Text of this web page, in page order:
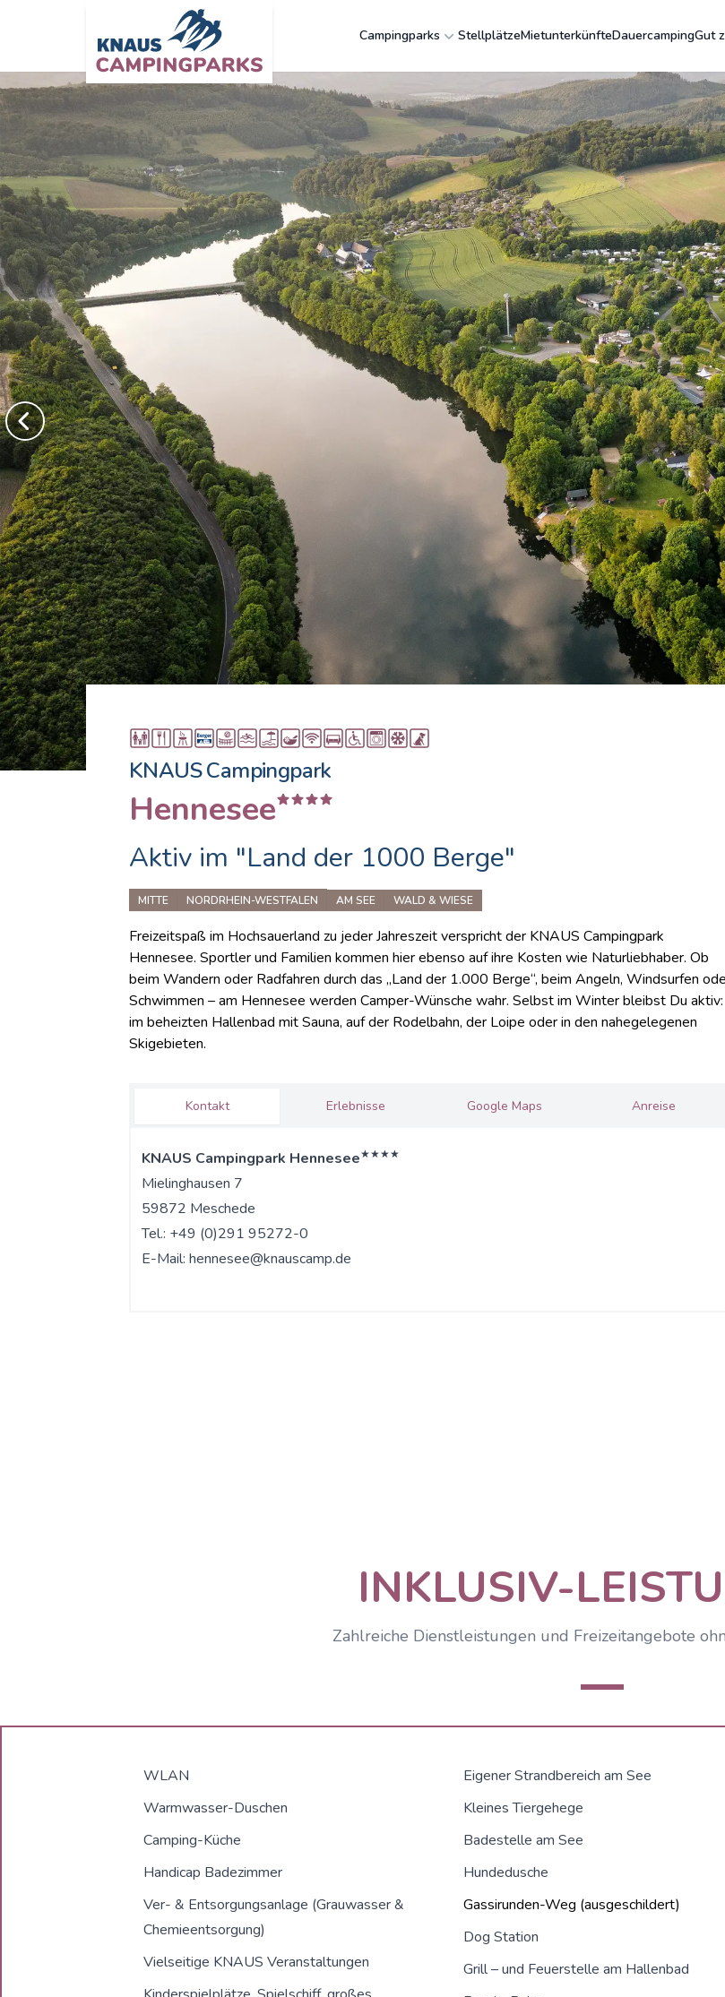
Zum Hauptinhalt springen
Campingparks StellplätzeMietunterkünfteDauercampingGut
KNAUS Campingpark
Hennesee
Aktiv im "Land der 1000 Berge"
MITTE NORDRHEIN-WESTFALEN AM SEE WALD & WIESE
Freizeitspaß im Hochsauerland zu jeder Jahreszeit verspricht der KNAUS Campingpark
Hennesee. Sportler und Familien kommen hier ebenso auf ihre Kosten wie Naturliebhaber. Ob
beim Wandern oder Radfahren durch das „Land der 1.000 Berge“, beim Angeln, Windsurfen
Schwimmen – am Hennesee werden Camper-Wünsche wahr. Selbst im Winter bleibst Du aktiv:
im beheizten Hallenbad mit Sauna, auf der Rodelbahn, der Loipe oder in den nahegelegenen
Skigebieten.
Kontakt Erlebnisse Google Maps Anreise
KNAUS Campingpark Hennesee★★★★
Mielinghausen 7
59872 Meschede
Tel.: +49 (0)291 95272-0
E-Mail: hennesee@knauscamp.de
INKLUSIV-
Zahlreiche Dienstleistungen und Freizeitangebote
WLAN
Warmwasser-Duschen
Camping-Küche
Handicap Badezimmer
Ver- & Entsorgungsanlage (Grauwasser &
Chemieentsorgung)
Vielseitige KNAUS Veranstaltungen
Eigener Strandbereich am See
Kleines Tiergehege
Badestelle am See
Hundedusche
Gassirunden-Weg (ausgeschildert)
Dog Station
Grill – und Feuerstelle am Hallenbad